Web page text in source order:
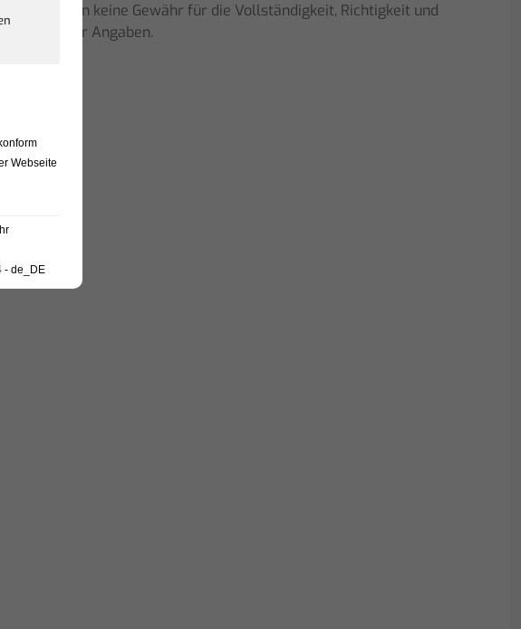
übernehmen keine Gewähr für die Vollständigkeit, Richtigkeit und
dieser Angaben.
Webseite
- de_DE